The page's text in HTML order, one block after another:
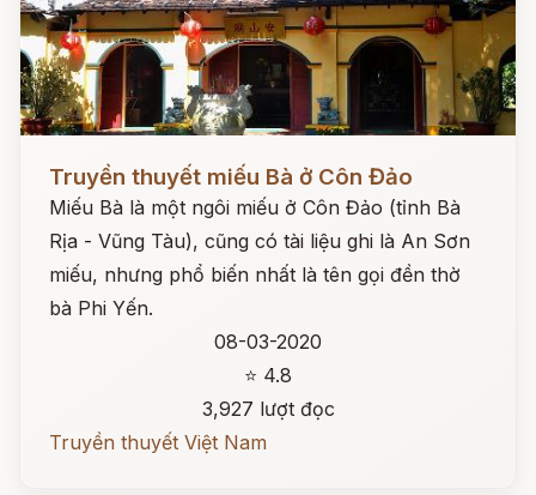
Đọc ngay
Truyền thuyết miếu Bà ở Côn Đảo
Miếu Bà là một ngôi miếu ở Côn Đảo (tỉnh Bà
Rịa - Vũng Tàu), cũng có tài liệu ghi là An Sơn
miếu, nhưng phổ biến nhất là tên gọi đền thờ
bà Phi Yến.
08-03-2020
⭐ 4.8
3,927 lượt đọc
Truyền thuyết Việt Nam